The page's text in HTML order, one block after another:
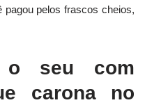
pelos frascos cheios,
o seu com
carona no